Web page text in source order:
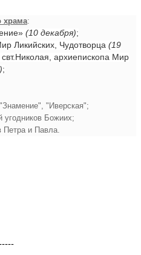
храма:
(10 декабря);
Ликийских, Чудотворца (19
архиепископа Мир
;
"Иверская";
угодников Божиих;
Петра и Павла.